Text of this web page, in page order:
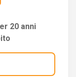
20 anni